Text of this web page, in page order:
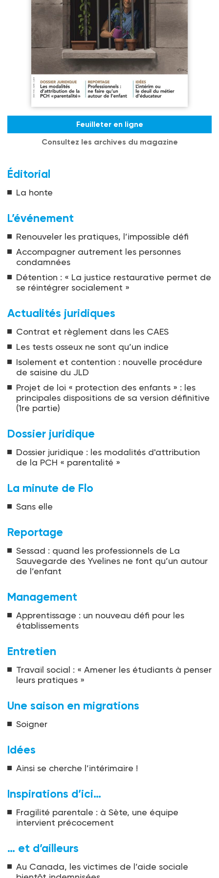
Feuilleter en ligne
Consultez les archives du magazine
Éditorial
La honte
L’événement
Renouveler les pratiques, l’impossible défi
Accompagner autrement les personnes
condamnées
Détention : « La justice restaurative permet de
se réintégrer socialement »
Actualités juridiques
Contrat et règlement dans les CAES
Les tests osseux ne sont qu’un indice
Isolement et contention : nouvelle procédure
de saisine du JLD
Projet de loi « protection des enfants » : les
principales dispositions de sa version définitive
(1re partie)
Dossier juridique
Dossier juridique : les modalités d'attribution
de la PCH « parentalité »
La minute de Flo
Sans elle
Reportage
Sessad : quand les professionnels de La
Sauvegarde des Yvelines ne font qu’un autour
de l’enfant
Management
Apprentissage : un nouveau défi pour les
établissements
Entretien
Travail social : « Amener les étudiants à penser
leurs pratiques »
Une saison en migrations
Soigner
Idées
Ainsi se cherche l’intérimaire !
Inspirations d’ici…
Fragilité parentale : à Sète, une équipe
intervient précocement
… et d’ailleurs
Au Canada, les victimes de l’aide sociale